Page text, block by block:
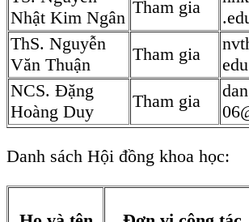
PGS.TS.
Đặng
Trường An
Trường Đại học
Khoa học tự nhiên -
ĐHQG-HCM
Ủy viên
TS. Nguyễn
Hoàng
Chương
Trường Đại học
Khoa học tự nhiên -
ĐHQG-HCM
Ủy viên thư
ký
Hội đồng khoa học đã thông qua đề tài với kết